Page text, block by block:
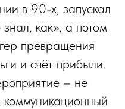
в 90-х, запускал
как», а потом
превращения
и счёт прибыли.
– не